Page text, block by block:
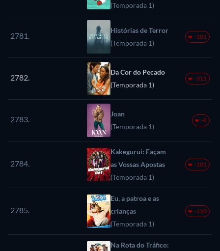
Total
(Temporada 1)
2781.
Histórias de Terror
(Temporada 1)
-101
2782.
Da Cor do Pecado
(Temporada 1)
-311
2783.
Joan
(Temporada 1)
-8
2784.
Kakegurui: Façam
as Vossas Apostas
(Temporada 1)
-101
2785.
Eu, a patroa e as
crianças
(Temporada 1)
-110
Na Rota do Tráfico: